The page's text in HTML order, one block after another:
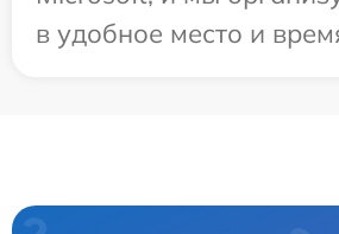
в удобное место и